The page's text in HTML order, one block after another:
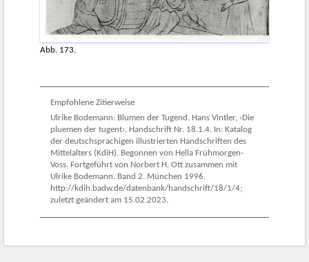
Abb. 173.
Empfohlene Zitierweise
Ulrike Bodemann: Blumen der Tugend. Hans Vintler, ›Die
pluemen der tugent‹. Handschrift Nr. 18.1.4. In: Katalog
der deutschsprachigen illustrierten Handschriften des
Mittelalters (KdiH). Begonnen von Hella Frühmorgen-
Voss. Fortgeführt von Norbert H. Ott zusammen mit
Ulrike Bodemann. Band 2. München 1996.
http://kdih.badw.de/datenbank/handschrift/18/1/4;
zuletzt geändert am 15.02.2023.